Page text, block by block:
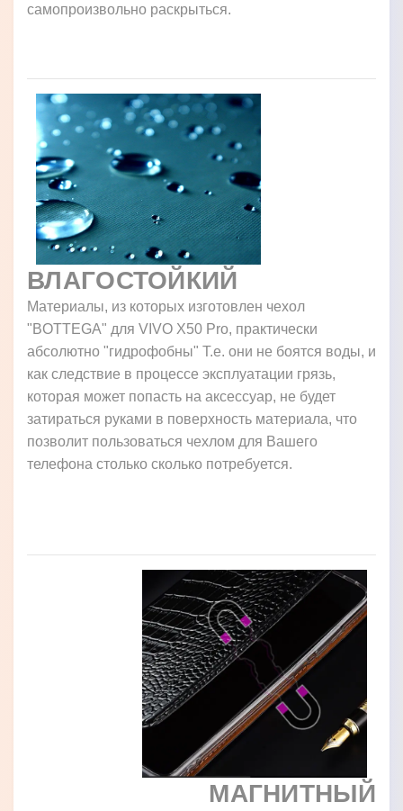
самопроизвольно раскрыться.
ВЛАГОСТОЙКИЙ
Материалы, из которых изготовлен чехол
"BOTTEGA" для VIVO X50 Pro, практически
абсолютно "гидрофобны" Т.е. они не боятся воды, и
как следствие в процессе эксплуатации грязь,
которая может попасть на аксессуар, не будет
затираться руками в поверхность материала, что
позволит пользоваться чехлом для Вашего
телефона столько сколько потребуется.
МАГНИТНЫЙ